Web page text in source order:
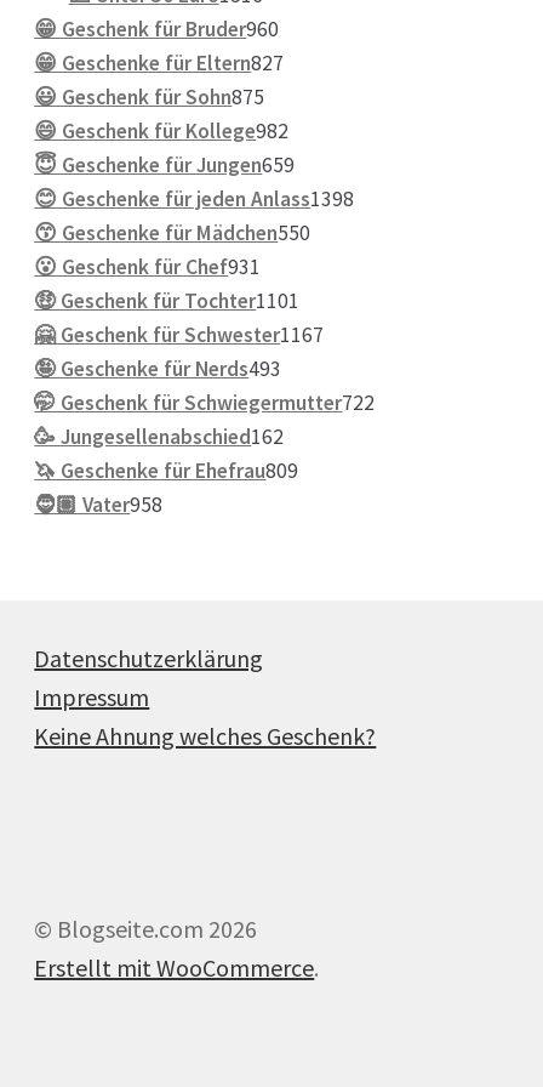
Produkte
😁 Geschenk für Bruder960
Produkte
😁 Geschenke für Eltern827
😃 Geschenk für Sohn875
Produkte
😄 Geschenk für Kollege982
Produkte
😇 Geschenke für Jungen659
Produkte
😊 Geschenke für jeden Anlass1398
😙 Geschenke für Mädchen550
😮 Geschenk für Chef931
Produkte
🤑 Geschenk für Tochter1101
Produkte
🤗 Geschenk für Schwester1167
🤪 Geschenke für Nerds493
Produkte
🤭 Geschenk für Schwiegermutter722
🥳 Jungesellenabschied162
Produkte
🦄 Geschenke für Ehefrau809
🧔🏽 Vater958
Datenschutzerklärung
Impressum
Keine Ahnung welches Geschenk?
© Blogseite.com 2026
Erstellt mit WooCommerce.